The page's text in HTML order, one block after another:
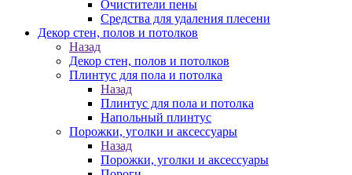
Очистители пены
Средства для удаления плесени
Декор стен, полов и потолков
Назад
Декор стен, полов и потолков
Плинтус для пола и потолка
Назад
Плинтус для пола и потолка
Напольный плинтус
Порожки, уголки и аксессуары
Назад
Порожки, уголки и аксессуары